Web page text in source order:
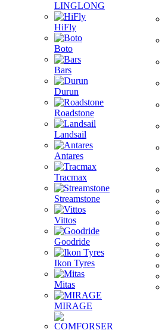
LINGLONG
HiFly
Boto
Bars
Durun
Roadstone
Landsail
Antares
Tracmax
Streamstone
Vittos
Goodride
Ikon Tyres
Mitas
MIRAGE